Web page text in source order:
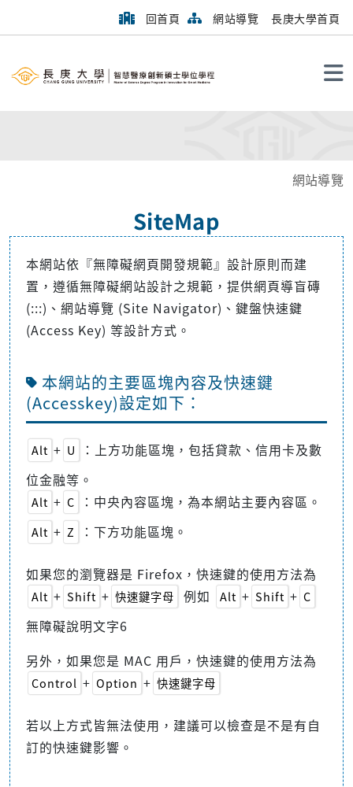
回首頁 網站導覽 長庚大學首頁
網站導覽
SiteMap
本網站依『無障礙網頁開發規範』設計原則而建
置，遵循無障礙網站設計之規範，提供網頁導盲磚
(:::)、網站導覽 (Site Navigator)、鍵盤快速鍵
(Access Key) 等設計方式。
本網站的主要區塊內容及快速鍵
(Accesskey)設定如下：
Alt + U
：上方功能區塊，包括貸款、信用卡及數
位金融等。
Alt + C ：中央內容區塊，為本網站主要內容區。
Alt + Z ：下方功能區塊。
如果您的瀏覽器是 Firefox，快速鍵的使用方法為
Alt + Shift + 快速鍵字母 例如 Alt + Shift + C
無障礙說明文字6
另外，如果您是 MAC 用戶，快速鍵的使用方法為
Control + Option + 快速鍵字母
若以上方式皆無法使用，建議可以檢查是不是有自
訂的快速鍵影響。